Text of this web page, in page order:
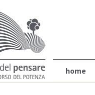
home